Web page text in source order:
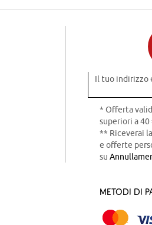
Il tuo indirizzo
* Offerta
superiori a
** Riceverai
e offerte
su
Metodi di